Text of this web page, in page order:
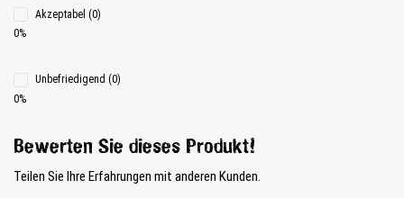
Akzeptabel (0)
0%
Unbefriedigend (0)
0%
Bewerten Sie dieses Produkt!
Teilen Sie Ihre Erfahrungen mit anderen Kunden.